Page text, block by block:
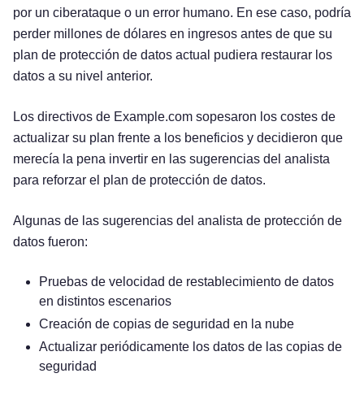
por un ciberataque o un error humano. En ese caso, podría
perder millones de dólares en ingresos antes de que su
plan de protección de datos actual pudiera restaurar los
datos a su nivel anterior.
Los directivos de Example.com sopesaron los costes de
actualizar su plan frente a los beneficios y decidieron que
merecía la pena invertir en las sugerencias del analista
para reforzar el plan de protección de datos.
Algunas de las sugerencias del analista de protección de
datos fueron:
Pruebas de velocidad de restablecimiento de datos
en distintos escenarios
Creación de copias de seguridad en la nube
Actualizar periódicamente los datos de las copias de
seguridad